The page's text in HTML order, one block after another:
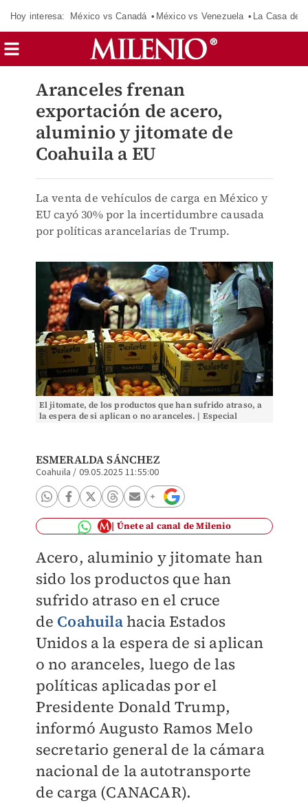
Hoy interesa: México vs Canadá México vs Venezuela La Casa de
Aranceles frenan
exportación de acero,
aluminio y jitomate de
Coahuila a EU
La venta de vehículos de carga en México y
EU cayó 30% por la incertidumbre causada
por políticas arancelarias de Trump.
El jitomate, de los productos que han sufrido atraso, a
la espera de si aplican o no aranceles. | Especial
ESMERALDA SÁNCHEZ
Coahuila / 09.05.2025 11:55:00
Únete al canal de Milenio
Acero, aluminio y jitomate han
sido los productos que han
sufrido atraso en el cruce
de Coahuilahacia Estados
Unidos a la espera de si aplican
o no aranceles, luego de las
políticas aplicadas por el
Presidente Donald Trump,
informó Augusto Ramos Melo
secretario general de la cámara
nacional de la autotransporte
de carga (CANACAR).